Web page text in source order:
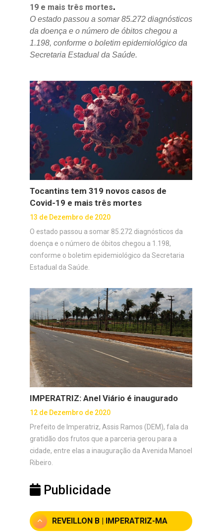
19 e mais três mortes.
O estado passou a somar 85.272 diagnósticos
da doença e o número de óbitos chegou a
1.198, conforme o boletim epidemiológico da
Secretaria Estadual da Saúde.
Tocantins tem 319 novos casos de
Covid-19 e mais três mortes
13 de Dezembro de 2020
O estado passou a somar 85.272 diagnósticos da
doença e o número de óbitos chegou a 1.198,
conforme o boletim epidemiológico da Secretaria
Estadual da Saúde.
IMPERATRIZ: Anel Viário é inaugurado
12 de Dezembro de 2020
Prefeito de Imperatriz, Assis Ramos (DEM), fala da
gratidão dos frutos que a parceria gerou para a
cidade, entre elas a inauguração da Avenida Manoel
Ribeiro.
Publicidade
REVEILLON B | IMPERATRIZ-MA